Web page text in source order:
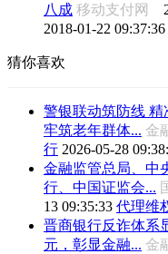
八成 移动支付网
2018-01-22 09:37:36
猜你喜欢
警银联动筑防线
牢筑老年群体... 金
行 2026-05-28
金融监管总局、中
行、中国证监会...
13 09:35:33 代理维
晋商银行反诈体系
元，彰显金融... 金